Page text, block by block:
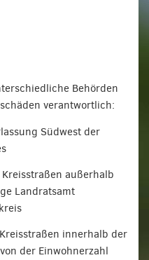
Behörden
verantwortlich:
Südwest der
außerhalb
Landratsamt
innerhalb der
der Einwohnerzahl